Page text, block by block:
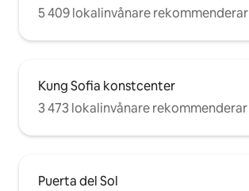
5 409 lokalinvånare rekommenderar
Kung Sofia konstcenter
3 473 lokalinvånare rekommenderar
Puerta del Sol